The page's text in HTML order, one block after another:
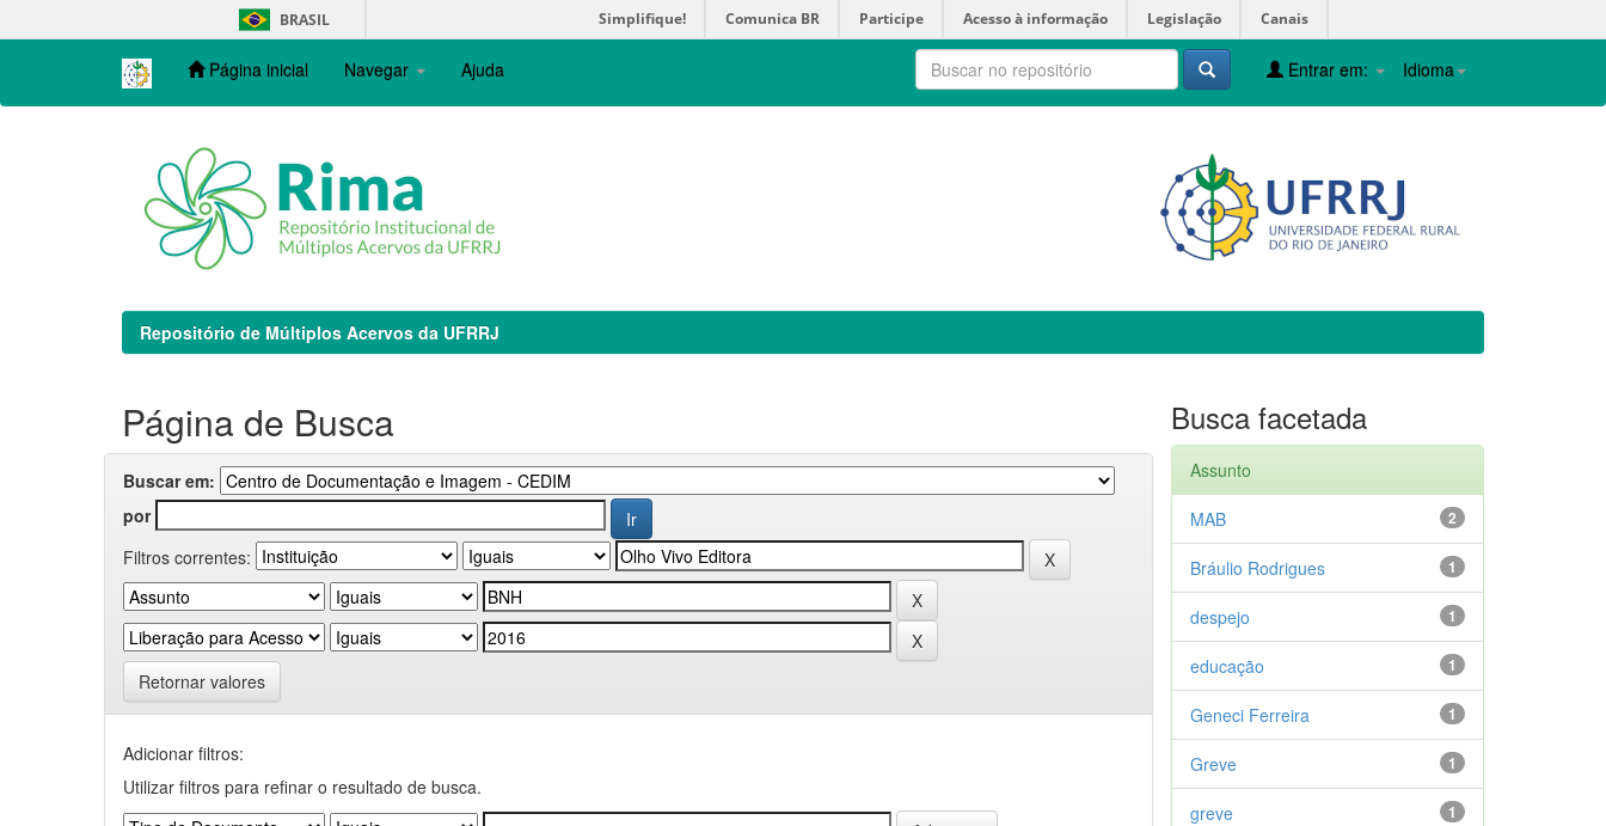
navigation
BRASIL Simplifique! Comunica BR Participe Acesso à informação Legislação Canais
Página inicial Navegar Ajuda Idioma
Entrar em:
Repositório de Múltiplos Acervos da UFRRJ
Página de Busca
Buscar em:
por
Filtros correntes:
Retornar valores
Adicionar filtros:
Utilizar filtros para refinar o resultado de busca.
Busca facetada
Assunto
2
MAB
1
Bráulio Rodrigues
1
despejo
1
educação
1
Geneci Ferreira
1
Greve
1
greve